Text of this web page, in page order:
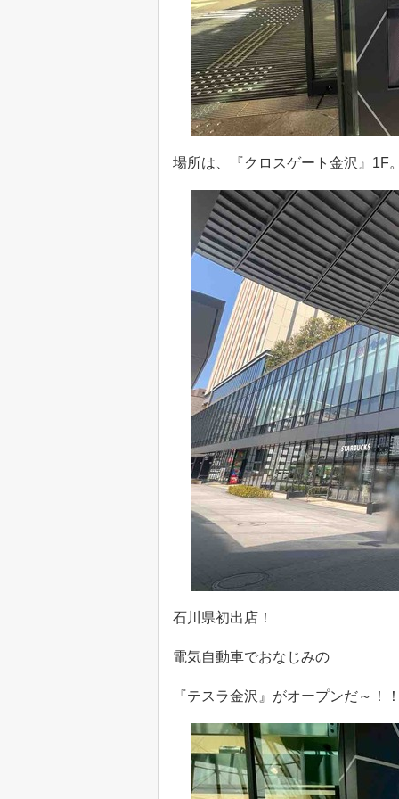
場所は、『クロスゲート金沢』1F
石川県初出店！
電気自動車でおなじみの
『テスラ金沢』がオープンだ～！